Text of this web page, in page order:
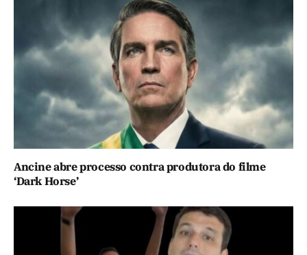
Ancine abre processo contra produtora do filme
‘Dark Horse’